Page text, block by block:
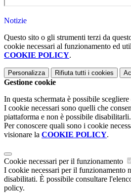
Notizie
Questo sito o gli strumenti terzi da
cookie necessari al funzionamento ed
COOKIE POLICY.
Personalizza Rifiuta tutti i cookies
Gestione cookie
In questa schermata è possibile
I cookie necessari sono quelli che
piattaforma e non è possibile disabilitarli.
Per conoscere quali sono i cookie
visionare la COOKIE POLICY.
Cookie necessari per il funzionamento
I cookie necessari per il funzionamento
disabilitati. È possibile consultare
policy.